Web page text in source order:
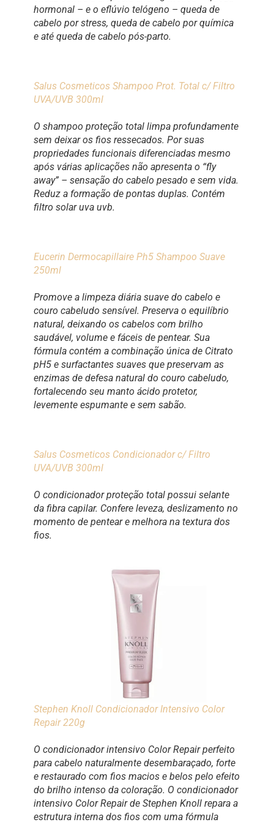
hormonal – e o eflúvio telógeno – queda de
cabelo por stress, queda de cabelo por química
e até queda de cabelo pós-parto.
Salus Cosmeticos Shampoo Prot. Total c/ Filtro
UVA/UVB 300ml
O shampoo proteção total limpa profundamente
sem deixar os fios ressecados. Por suas
propriedades funcionais diferenciadas mesmo
após várias aplicações não apresenta o “fly
away” – sensação do cabelo pesado e sem vida.
Reduz a formação de pontas duplas. Contém
filtro solar uva uvb.
Eucerin Dermocapillaire Ph5 Shampoo Suave
250ml
Promove a limpeza diária suave do cabelo e
couro cabeludo sensível. Preserva o equilíbrio
natural, deixando os cabelos com brilho
saudável, volume e fáceis de pentear. Sua
fórmula contém a combinação única de Citrato
pH5 e surfactantes suaves que preservam as
enzimas de defesa natural do couro cabeludo,
fortalecendo seu manto ácido protetor,
levemente espumante e sem sabão.
Salus Cosmeticos Condicionador c/ Filtro
UVA/UVB 300ml
O condicionador proteção total possui selante
da fibra capilar. Confere leveza, deslizamento no
momento de pentear e melhora na textura dos
fios.
Stephen Knoll Condicionador Intensivo Color
Repair 220g
O condicionador intensivo Color Repair perfeito
para cabelo naturalmente desembaraçado, forte
e restaurado com fios macios e belos pelo efeito
do brilho intenso da coloração. O condicionador
intensivo Color Repair de Stephen Knoll repara a
estrutura interna dos fios com uma fórmula